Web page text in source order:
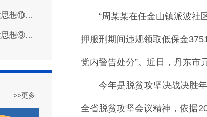
深入学习领会习近平党建思想⑩坚持推进作风建设常态化长效化
深入学习领会习近平党建思想⑨坚持建设堪当民族复兴重任的高素质干部队伍
>>更多
“周某某在任金山镇派波社
押服刑期间违规领取低保金
党内警告处分”。近日，丹东市
今年是脱贫攻坚决战决胜
全省脱贫攻坚会议精神，依据